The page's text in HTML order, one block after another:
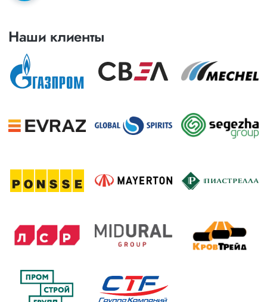
Наши клиенты